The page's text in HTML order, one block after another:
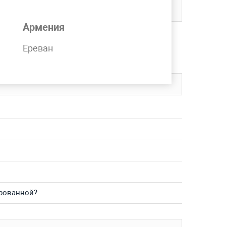
Армения
Ереван
на складе компании MetPromKo.
в любой регион СНГ.